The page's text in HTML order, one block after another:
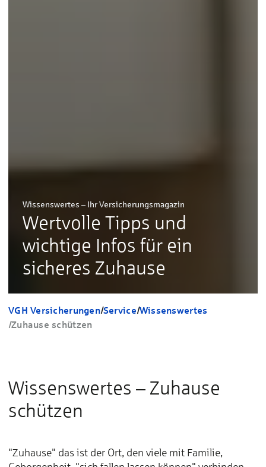
Wissenswertes – Ihr Versicherungsmagazin
Wertvolle Tipps und
wichtige Infos für ein
sicheres Zuhause
VGH Versicherungen/Service/Wissenswertes
/Zuhause schützen
Wissenswertes – Zuhause
schützen
"Zuhause" das ist der Ort, den viele mit Familie,